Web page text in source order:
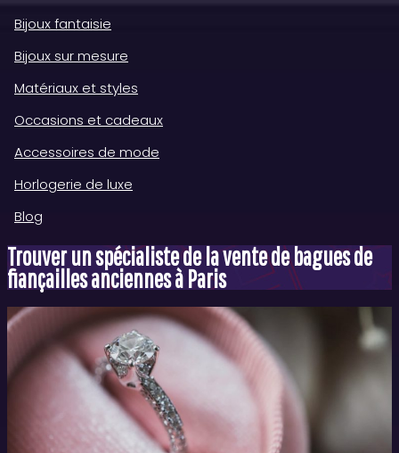
Bijoux fantaisie
Bijoux sur mesure
Matériaux et styles
Occasions et cadeaux
Accessoires de mode
Horlogerie de luxe
Blog
Trouver un spécialiste de la vente de bagues de
fiançailles anciennes à Paris